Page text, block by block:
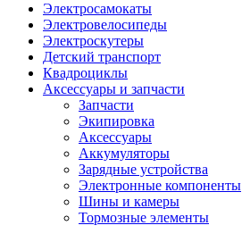
Электросамокаты
Электровелосипеды
Электроскутеры
Детский транспорт
Квадроциклы
Аксессуары и запчасти
Запчасти
Экипировка
Аксессуары
Аккумуляторы
Зарядные устройства
Электронные компоненты
Шины и камеры
Тормозные элементы